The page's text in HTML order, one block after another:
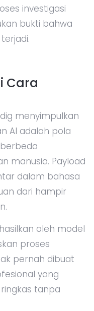
investigasi
bukti bahwa
Cara
menyimpulkan
AI adalah pola
manusia. Payload
dalam bahasa
dari hampir
oleh model
proses
pernah dibuat
yang
tanpa